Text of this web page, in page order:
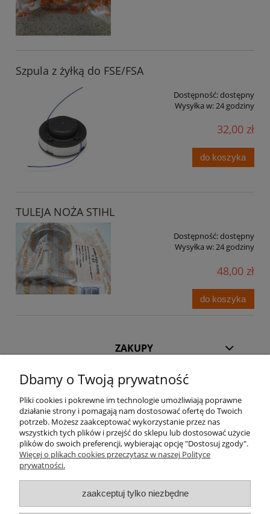
Szpula z żyłką do FSE/FSA
Dostępność:dostępny
Wysyłka w:24 godziny
32,00 zł
do koszyka
TULEJA NOŻA STIHL
Dostępność:dostępny
Wysyłka w:24 godziny
48,00 zł
do koszyka
ZAKUPY
POMOC
INFORMACJE
KILKA SŁÓW O NAS
Dbamy o Twoją prywatność
Pliki cookies i pokrewne im technologie umożliwiają poprawne
działanie strony i pomagają nam dostosować ofertę do Twoich
potrzeb. Możesz zaakceptować wykorzystanie przez nas
wszystkich tych plików i przejść do sklepu lub dostosować użycie
plików do swoich preferencji, wybierając opcję "Dostosuj zgody".
Więcej o plikach cookies przeczytasz w naszej Polityce
prywatności.
zaakceptuj tylko niezbędne